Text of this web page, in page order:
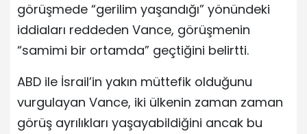
görüşmede “gerilim yaşandığı” yönündeki
iddiaları reddeden Vance, görüşmenin
“samimi bir ortamda” geçtiğini belirtti.
ABD ile İsrail’in yakın müttefik olduğunu
vurgulayan Vance, iki ülkenin zaman zaman
görüş ayrılıkları yaşayabildiğini ancak bu